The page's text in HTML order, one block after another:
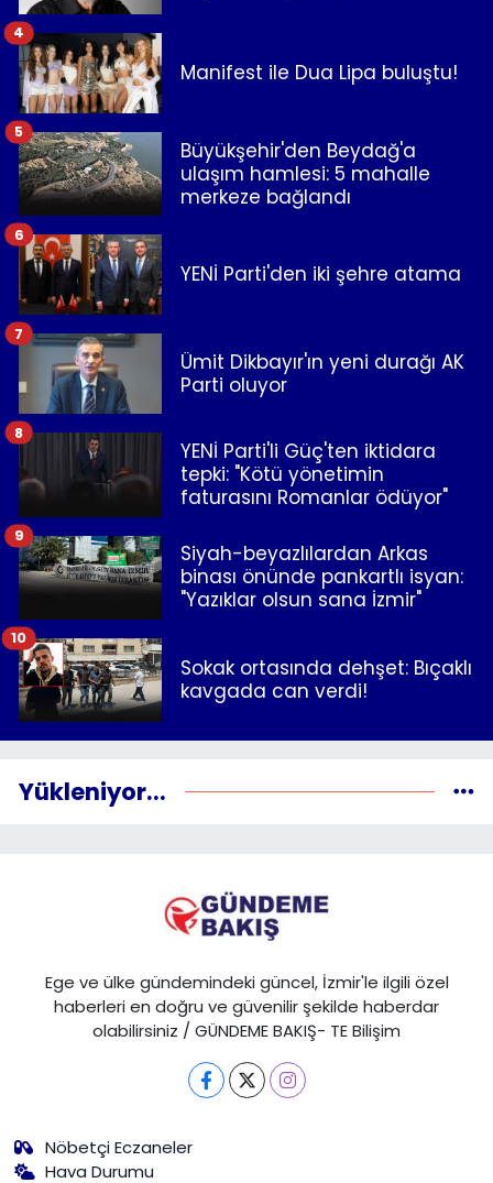
Manifest ile Dua Lipa buluştu!
4
Büyükşehir'den Beydağ'a
ulaşım hamlesi: 5 mahalle
merkeze bağlandı
5
YENİ Parti'den iki şehre atama
6
Ümit Dikbayır'ın yeni durağı AK
Parti oluyor
7
YENİ Parti'li Güç'ten iktidara
tepki: "Kötü yönetimin
faturasını Romanlar ödüyor"
8
Siyah-beyazlılardan Arkas
binası önünde pankartlı isyan:
"Yazıklar olsun sana İzmir"
9
Sokak ortasında dehşet: Bıçaklı
kavgada can verdi!
10
Yükleniyor...
Ege ve ülke gündemindeki güncel, İzmir'le ilgili özel
haberleri en doğru ve güvenilir şekilde haberdar
olabilirsiniz / GÜNDEME BAKIŞ- TE Bilişim
Nöbetçi Eczaneler
Hava Durumu